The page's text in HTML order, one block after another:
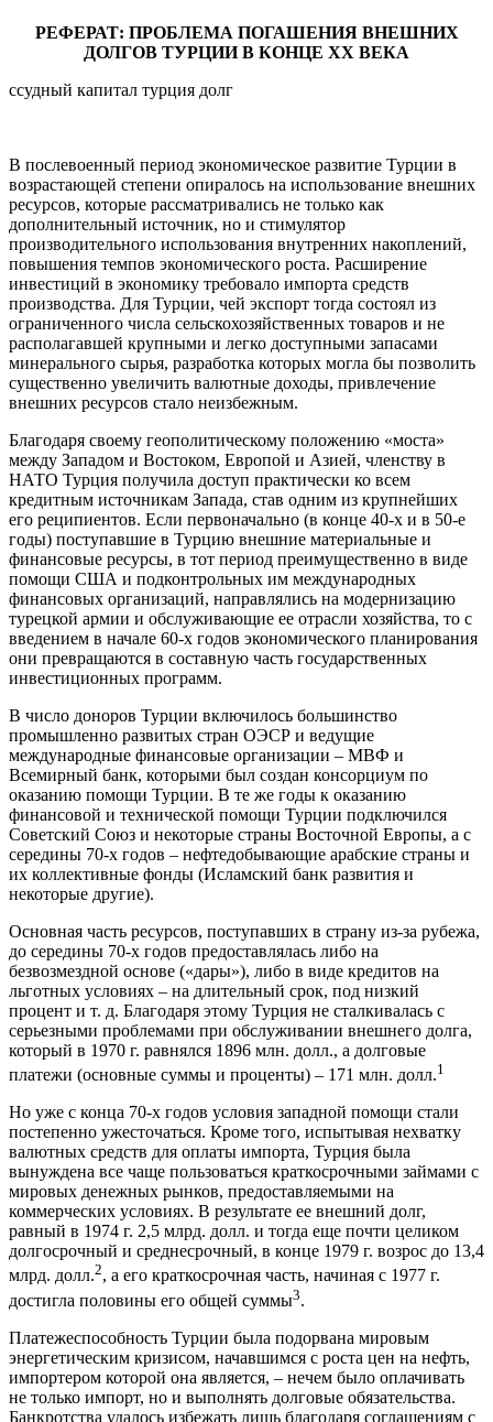
РЕФЕРАТ: ПРОБЛЕМА ПОГАШЕНИЯ ВНЕШНИХ
ДОЛГОВ ТУРЦИИ В КОНЦЕ ХХ ВЕКА
ссудный капитал турция долг
В послевоенный период экономическое развитие Турции в
возрастающей степени опиралось на использование внешних
ресурсов, которые рассматривались не только как
дополнительный источник, но и стимулятор
производительного использования внутренних накоплений,
повышения темпов экономического роста. Расширение
инвестиций в экономику требовало импорта средств
производства. Для Турции, чей экспорт тогда состоял из
ограниченного числа сельскохозяйственных товаров и не
располагавшей крупными и легко доступными запасами
минерального сырья, разработка которых могла бы позволить
существенно увеличить валютные доходы, привлечение
внешних ресурсов стало неизбежным.
Благодаря своему геополитическому положению «моста»
между Западом и Востоком, Европой и Азией, членству в
НАТО Турция получила доступ практически ко всем
кредитным источникам Запада, став одним из крупнейших
его реципиентов. Если первоначально (в конце 40-х и в 50-е
годы) поступавшие в Турцию внешние материальные и
финансовые ресурсы, в тот период преимущественно в виде
помощи США и подконтрольных им международных
финансовых организаций, направлялись на модернизацию
турецкой армии и обслуживающие ее отрасли хозяйства, то с
введением в начале 60-х годов экономического планирования
они превращаются в составную часть государственных
инвестиционных программ.
В число доноров Турции включилось большинство
промышленно развитых стран ОЭСР и ведущие
международные финансовые организации – МВФ и
Всемирный банк, которыми был создан консорциум по
оказанию помощи Турции. В те же годы к оказанию
финансовой и технической помощи Турции подключился
Советский Союз и некоторые страны Восточной Европы, а с
середины 70-х годов – нефтедобывающие арабские страны и
их коллективные фонды (Исламский банк развития и
некоторые другие).
Основная часть ресурсов, поступавших в страну из-за рубежа,
до середины 70-х годов предоставлялась либо на
безвозмездной основе («дары»), либо в виде кредитов на
льготных условиях – на длительный срок, под низкий
процент и т. д. Благодаря этому Турция не сталкивалась с
серьезными проблемами при обслуживании внешнего долга,
который в 1970 г. равнялся 1896 млн. долл., а долговые
платежи (основные суммы и проценты) – 171 млн. долл.1
Но уже с конца 70-х годов условия западной помощи стали
постепенно ужесточаться. Кроме того, испытывая нехватку
валютных средств для оплаты импорта, Турция была
вынуждена все чаще пользоваться краткосрочными займами с
мировых денежных рынков, предоставляемыми на
коммерческих условиях. В результате ее внешний долг,
равный в 1974 г. 2,5 млрд. долл. и тогда еще почти целиком
долгосрочный и среднесрочный, в конце 1979 г. возрос до 13,4
млрд. долл.2, а его краткосрочная часть, начиная с 1977 г.
достигла половины его общей суммы3.
Платежеспособность Турции была подорвана мировым
энергетическим кризисом, начавшимся с роста цен на нефть,
импортером которой она является, – нечем было оплачивать
не только импорт, но и выполнять долговые обязательства.
Банкротства удалось избежать лишь благодаря соглашениям с